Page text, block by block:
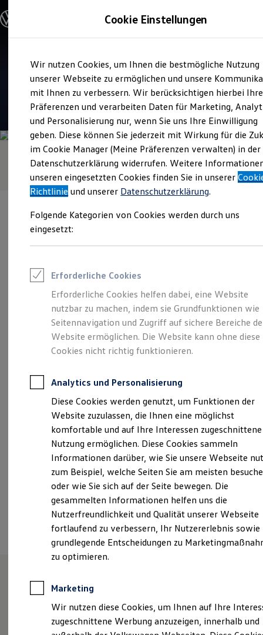
Hauptinhalt
springen
Footer
springen
Modelle & Konfigurator
Nutzfahrzeugkategorien entdecken
Modelle konfigurieren
Vorgängermodelle und Oldtimer
Vorgängermodelle
Oldtimer
Bulli Historie
Branchenlösungen & Gewerbekunden
Umbaulösungen und Hersteller finden
Auf- und Umbauten entdecken & konfigurieren
Groß- und Sonderkunden
Großkunden
Kommunen & Behörden
Journalisten
Sportvereine
Branchenlösungen
Gewerbliche Personenbeförderung
Service & mobile Werkstätten
Kühlfahrzeuge
ONE Business ID Vorteile
Fahrzeugsuche & Marktplatz
Fahrzeugsuche
Fahrzeuge online kaufen
Digitaler Marktplatz
Kauf & Finanzierung
Online-Fahrzeugbewertung
Aktionen & Angebote
Für Gewerbekunden
Profi Paket
TopDeal
Gebrauchtwagen
ProfiPartner für Gebrauchtwagen
Zertifizierte Gebrauchtwagen
Finanzierung
Für Privatkunden
Für Gewerbekunden
Leasing
Für Privatkunden
Für Gewerbekunden
Versicherungen & Garantien
Garantien
Kfz-Versicherung für Nutzfahrzeuge
Restschuldversicherung
Wartungsverträge
Besitzer & Service
Sommer-Special
Reparatur, Pflege & Inspektion
Servicetermin anfragen
Service-Vorteile bei Volkswagen Nutzfahrzeuge
Verkauf und Service
Knubel in Münster Süd
4.2| 145 Bewertungen
Weseler Straße 485, 48163 Münster
info-kms@knubel.de
+49 251 97131200
Samstag
13:00
Ansprechpartner
Termin vereinbaren
Knubel in Münster Süd.
Cookie Einstellungen
Wir nutzen Cookies, um Ihnen die bestmögliche Nutzung
unserer Webseite zu ermöglichen und unsere
mit Ihnen zu verbessern. Wir berücksichtigen hierbei Ihre
Präferenzen und verarbeiten Daten für Marketing,
und Personalisierung nur, wenn Sie uns Ihre Einwilligung
geben. Diese können Sie jederzeit mit Wirkung für die
im Cookie Manager (Meine Präferenzen verwalten) in der
Datenschutzerklärung widerrufen. Weitere
unseren eingesetzten Cookies finden Sie in unserer
Richtlinie und unserer Datenschutzerklärung.
Folgende Kategorien von Cookies werden durch uns
eingesetzt:
Erforderliche Cookies
Erforderliche Cookies helfen dabei, eine Website
nutzbar zu machen, indem sie Grundfunktionen wie
Seitennavigation und Zugriff auf sichere Bereiche
Website ermöglichen. Die Website kann ohne diese
Cookies nicht richtig funktionieren.
Analytics und Personalisierung
Diese Cookies werden genutzt, um Funktionen der
Website zuzulassen, die Ihnen eine möglichst
komfortable und auf Ihre Interessen zugeschnittene
Nutzung ermöglichen. Diese Cookies sammeln
Informationen darüber, wie Sie unsere Webseite
zum Beispiel, welche Seiten Sie am meisten
oder wie Sie sich auf der Seite bewegen. Die
gesammelten Informationen helfen uns die
Nutzerfreundlichkeit und Qualität unserer Webseite
fortlaufend zu verbessern, Ihr Nutzererlebnis sowie
grundlegende Entscheidungen zu
zu optimieren.
Marketing
Wir nutzen diese Cookies, um Ihnen auf Ihre
zugeschnittene Werbung anzuzeigen, innerhalb und